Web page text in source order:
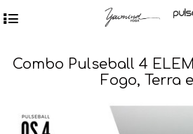
4
Combo Pulseball 4
Fogo, Terra